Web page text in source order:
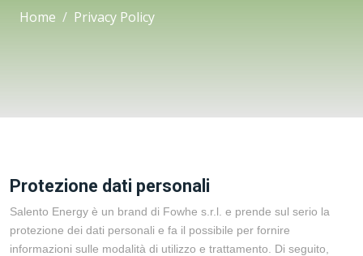
Home Privacy Policy
Protezione dati personali
Salento Energy è un brand di Fowhe s.r.l. e prende sul serio la
protezione dei dati personali e fa il possibile per fornire
informazioni sulle modalità di utilizzo e trattamento. Di seguito,